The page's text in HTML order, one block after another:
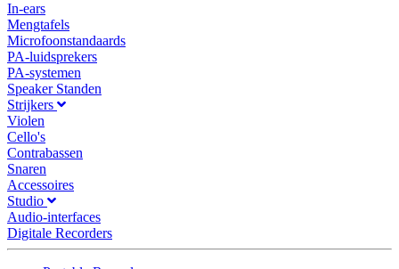
In-ears
Mengtafels
Microfoonstandaards
PA-luidsprekers
PA-systemen
Speaker Standen
Strijkers
Violen
Cello's
Contrabassen
Snaren
Accessoires
Studio
Audio-interfaces
Digitale Recorders